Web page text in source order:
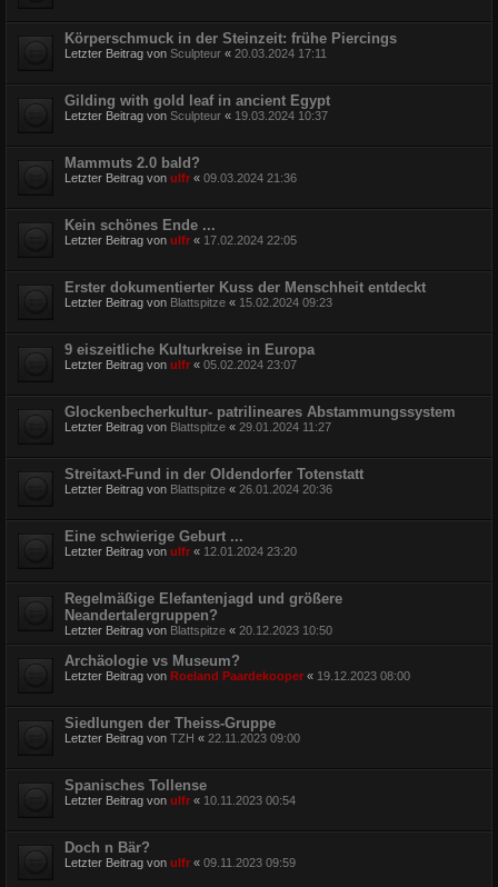
Körperschmuck in der Steinzeit: frühe Piercings
Letzter Beitrag von Sculpteur « 20.03.2024 17:11
Gilding with gold leaf in ancient Egypt
Letzter Beitrag von Sculpteur « 19.03.2024 10:37
Mammuts 2.0 bald?
Letzter Beitrag von ulfr « 09.03.2024 21:36
Kein schönes Ende ...
Letzter Beitrag von ulfr « 17.02.2024 22:05
Erster dokumentierter Kuss der Menschheit entdeckt
Letzter Beitrag von Blattspitze « 15.02.2024 09:23
9 eiszeitliche Kulturkreise in Europa
Letzter Beitrag von ulfr « 05.02.2024 23:07
Glockenbecherkultur- patrilineares Abstammungssystem
Letzter Beitrag von Blattspitze « 29.01.2024 11:27
Streitaxt-Fund in der Oldendorfer Totenstatt
Letzter Beitrag von Blattspitze « 26.01.2024 20:36
Eine schwierige Geburt ...
Letzter Beitrag von ulfr « 12.01.2024 23:20
Regelmäßige Elefantenjagd und größere
Neandertalergruppen?
Letzter Beitrag von Blattspitze « 20.12.2023 10:50
Archäologie vs Museum?
Letzter Beitrag von Roeland Paardekooper « 19.12.2023 08:00
Siedlungen der Theiss-Gruppe
Letzter Beitrag von TZH « 22.11.2023 09:00
Spanisches Tollense
Letzter Beitrag von ulfr « 10.11.2023 00:54
Doch n Bär?
Letzter Beitrag von ulfr « 09.11.2023 09:59